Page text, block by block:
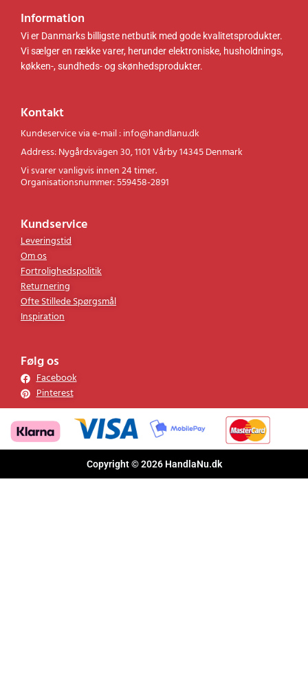
Information
Vi er Danmarks billigste netbutik med gode kvalitetsprodukter.
Vi sælger en række varer, herunder elektroniske, husholdnings,
køkken-, sundheds- og skønhedsprodukter.
Kontakt
Kundeservice via e-mail : info@handlanu.dk
Address: Nygårdsvägen 30, 1101 Vårby 14345 Denmark
Vi svarer vanligvis innen 24 timer.
Organisationsnummer: 559458-2891
Kundservice
Leveringstid
Om os
Fortrolighedspolitik
Returnering
Ofte Stillede Spørgsmål
Inspiration
Følg os
Facebook
Pinterest
Copyright © 2026 HandlaNu.dk